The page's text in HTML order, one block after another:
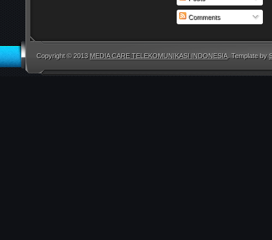
Comments
Copyright © 2013 MEDIA CARE TELEKOMUNIKASI INDONESIA. Template by